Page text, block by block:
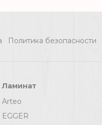
Политика безопасности
Ламинат
Arteo
EGGER